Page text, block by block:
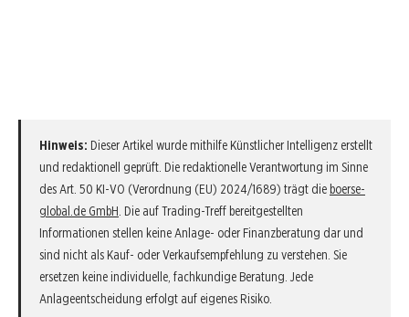
Hinweis: Dieser Artikel wurde mithilfe Künstlicher Intelligenz erstellt
und redaktionell geprüft. Die redaktionelle Verantwortung im Sinne
des Art. 50 KI-VO (Verordnung (EU) 2024/1689) trägt die boerse-
global.de GmbH . Die auf Trading-Treff bereitgestellten
Informationen stellen keine Anlage- oder Finanzberatung dar und
sind nicht als Kauf- oder Verkaufsempfehlung zu verstehen. Sie
ersetzen keine individuelle, fachkundige Beratung. Jede
Anlageentscheidung erfolgt auf eigenes Risiko.